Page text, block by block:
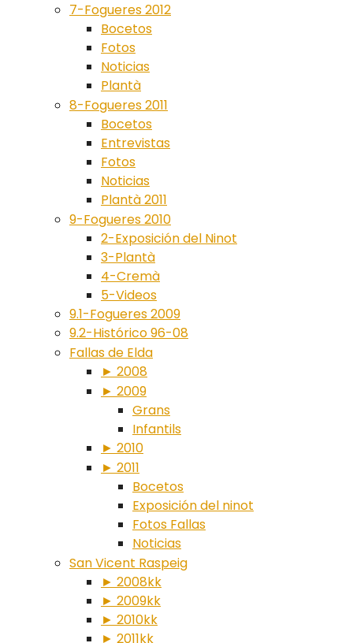
7-Fogueres 2012
Bocetos
Fotos
Noticias
Plantà
8-Fogueres 2011
Bocetos
Entrevistas
Fotos
Noticias
Plantà 2011
9-Fogueres 2010
2-Exposición del Ninot
3-Plantà
4-Cremà
5-Videos
9.1-Fogueres 2009
9.2-Histórico 96-08
Fallas de Elda
► 2008
► 2009
Grans
Infantils
► 2010
► 2011
Bocetos
Exposición del ninot
Fotos Fallas
Noticias
San Vicent Raspeig
► 2008kk
► 2009kk
► 2010kk
► 2011kk